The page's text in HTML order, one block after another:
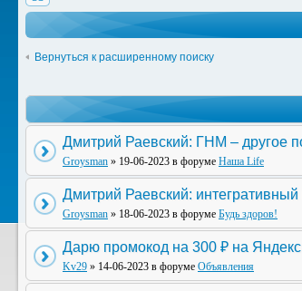
Вернуться к расширенному поиску
Дмитрий Раевский: ГНМ – другое
Groysman » 19-06-2023 в форуме Наша Life
Дмитрий Раевский:
Groysman » 18-06-2023 в форуме Будь здоров!
Дарю промокод на 300 ₽ на
Kv29 » 14-06-2023 в форуме Объявления